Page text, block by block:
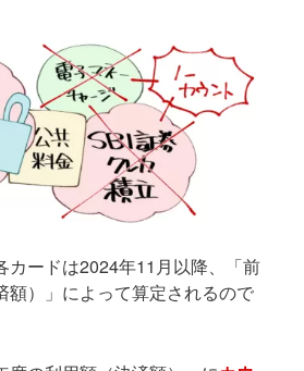
カードは2024年11月以降、「前
額）」によって算定されるので